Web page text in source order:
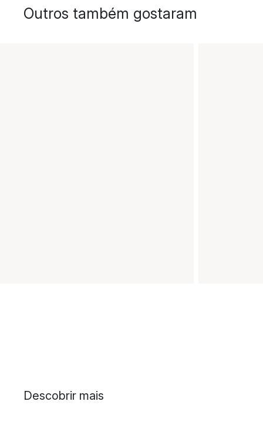
Outros também gostaram
Descobrir mais